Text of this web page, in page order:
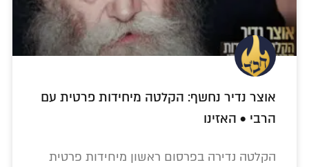
אוצר נדיר נחשף: הקלטה מיחידות פרטית עם
הרבי • האזינו
הקלטה נדירה בפרסום ראשון מיחידות פרטית